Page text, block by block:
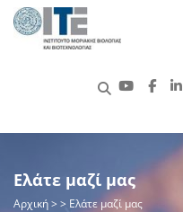
Ελάτε μαζί μας
Αρχική> > Ελάτε μαζί μας